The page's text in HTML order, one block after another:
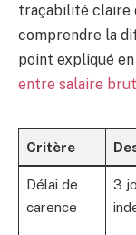
traçabilité claire
comprendre la
point expliqué
entre salaire
Critère
Délai de
carence
3